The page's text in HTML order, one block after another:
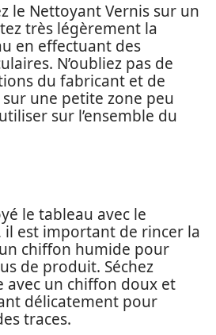
le Nettoyant Vernis sur un
très légèrement la
en effectuant des
N’oubliez pas de
du fabricant et de
sur une petite zone peu
sur l’ensemble du
le tableau avec le
il est important de rincer la
chiffon humide pour
de produit. Séchez
avec un chiffon doux et
délicatement pour
traces.